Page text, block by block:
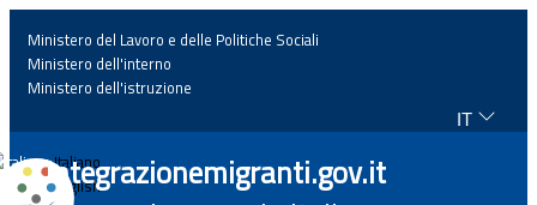
Home
Ministero del Lavoro e delle Politiche Sociali
Ministero dell'interno
Ministero dell'istruzione
IT
Italiano
English
Integrazionemigranti.gov.it